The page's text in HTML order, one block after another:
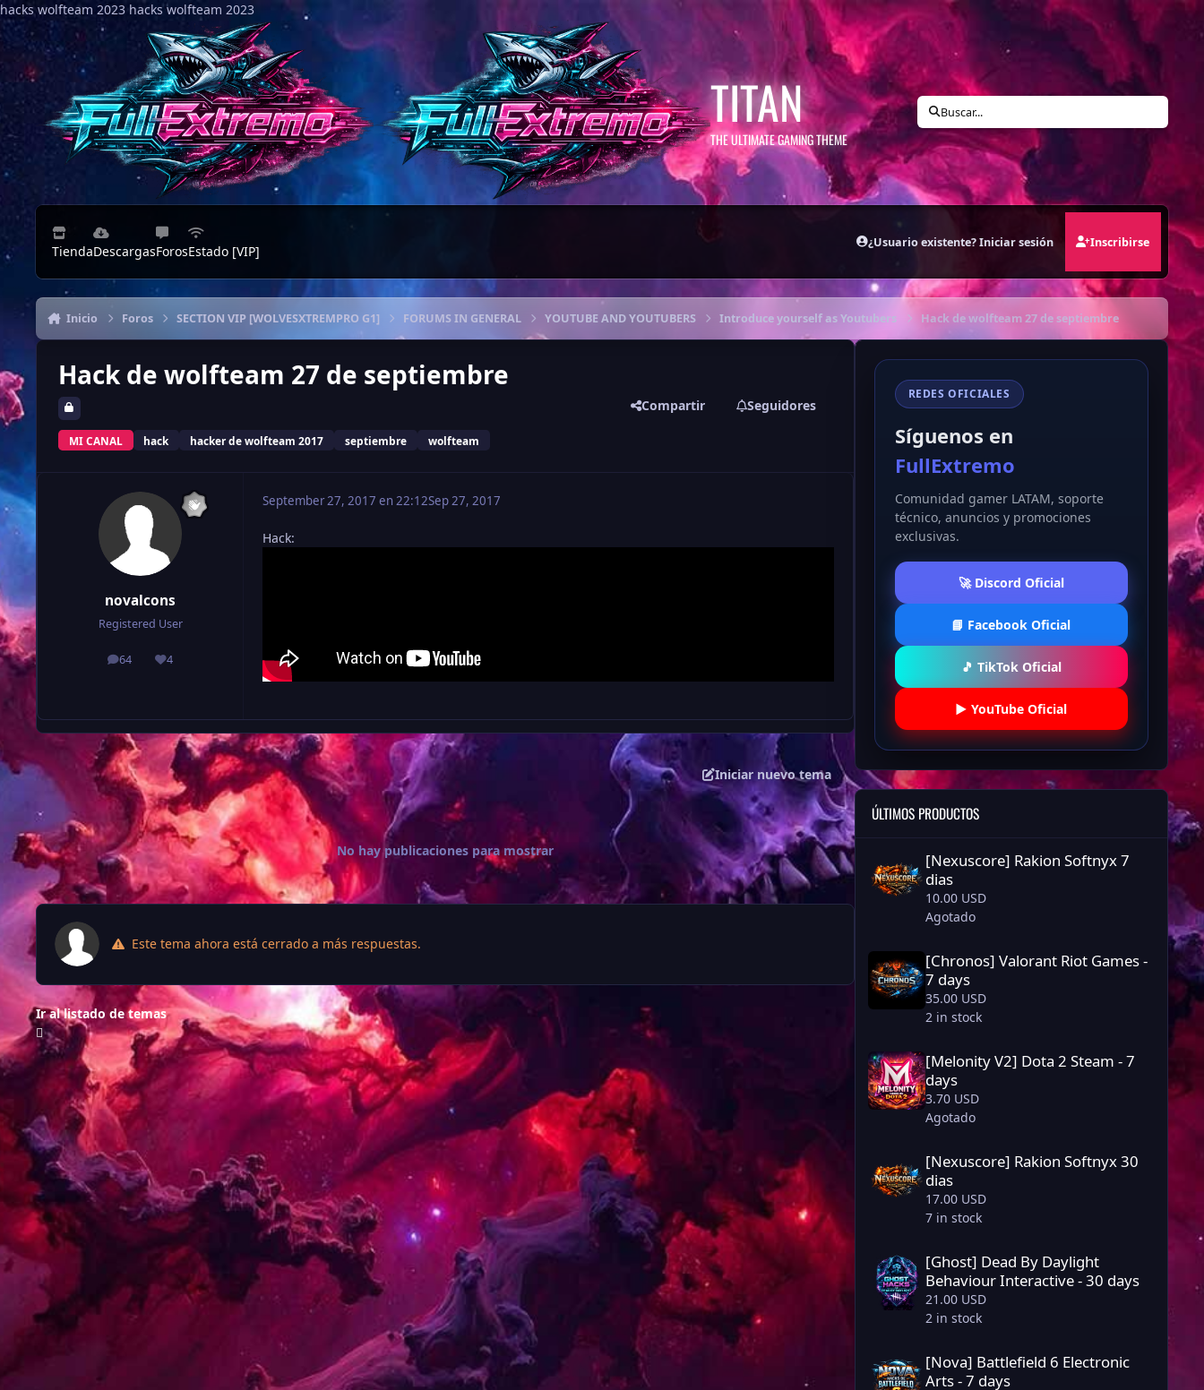
hacks wolfteam 2023 Saltar al contenido
hacks wolfteam 2023
TITAN
THE ULTIMATE GAMING THEME
Buscar...
TiendaDescargasForosEstado [VIP]
¿Usuario existente? Iniciar sesión Inscribirse
Inicio Foros SECTION VIP [WOLVESXTREMPRO G1] FORUMS IN GENERAL YOUTUBE AND YOUTUBERS Introduce yourself as Youtubers Hack de wolfteam 27 de septiembre
Hack de wolfteam 27 de septiembre
MI CANAL hack hacker de wolfteam 2017 septiembre wolfteam
Compartir Seguidores
novalcons
Registered User
64
publicaciones
4
Reputación
September 27, 2017 en 22:12Sep 27, 2017
Hack:
Iniciar nuevo tema
No hay publicaciones para mostrar
Este tema ahora está cerrado a más respuestas.
Ir al listado de temas
REDES OFICIALES
Síguenos en
FullExtremo
Comunidad gamer LATAM, soporte
técnico, anuncios y promociones
exclusivas.
🚀 Discord Oficial
📘 Facebook Oficial
🎵 TikTok Oficial
▶️ YouTube Oficial
ÚLTIMOS PRODUCTOS
[Nexuscore] Rakion Softnyx 7 dias
[Nexuscore] Rakion Softnyx 7
dias
10.00 USD
Agotado
[Chronos] Valorant Riot Games - 7 days
[Chronos] Valorant Riot Games -
7 days
35.00 USD
2 in stock
[Melonity V2] Dota 2 Steam - 7 days
[Melonity V2] Dota 2 Steam - 7
days
3.70 USD
Agotado
[Nexuscore] Rakion Softnyx 30
dias
17.00 USD
7 in stock
[Ghost] Dead By Daylight
Behaviour Interactive - 30 days
21.00 USD
2 in stock
[Nova] Battlefield 6 Electronic
Arts - 7 days